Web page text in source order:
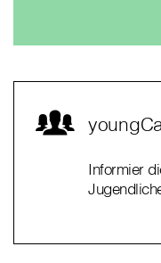
Informier